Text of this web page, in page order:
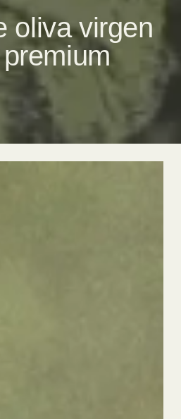
oliva virgen